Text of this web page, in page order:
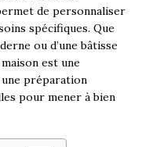
de personnaliser
spécifiques. Que
ou d’une bâtisse
est une
préparation
pour mener à bien